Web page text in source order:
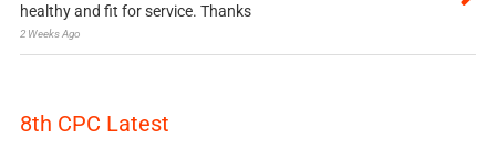
healthy and fit for service. Thanks
2 Weeks Ago
8th CPC Latest